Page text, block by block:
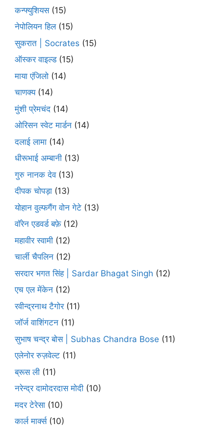
कन्फ्युशियस(15)
नेपोलियन हिल(15)
सुकरात | Socrates (15)
ऑस्कर वाइल्ड(15)
माया एंजिलो (14)
चाणक्य(14)
मुंशी प्रेमचंद (14)
ओरिसन स्‍वेट मार्डन (14)
दलाई लामा (14)
धीरूभाई अम्बानी (13)
गुरु नानक देव(13)
दीपक चोपड़ा (13)
योहान वुल्फगैंग वोन गेटे (13)
वॉरेन एडवर्ड बफ़े(12)
महावीर स्वामी (12)
चार्ली चैपलिन (12)
सरदार भगत सिंह | Sardar Bhagat Singh (12)
एच एल मेंकेन (12)
रवीन्द्रनाथ टैगोर(11)
जॉर्ज वाशिंगटन (11)
सुभाष चन्द्र बोस | Subhas Chandra Bose (11)
एलेनोर रुज़वेल्ट (11)
ब्रूस ली (11)
नरेन्द्र दामोदरदास मोदी (10)
मदर टेरेसा (10)
कार्ल मार्क्स(10)